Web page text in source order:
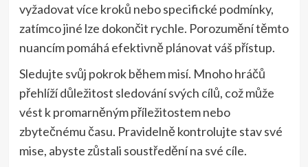
vyžadovat více kroků nebo specifické podmínky,
zatímco jiné lze dokončit rychle. Porozumění těmto
nuancím pomáhá efektivně plánovat váš přístup.
Sledujte svůj pokrok během misí. Mnoho hráčů
přehlíží důležitost sledování svých cílů, což může
vést k promarněným příležitostem nebo
zbytečnému času. Pravidelně kontrolujte stav své
mise, abyste zůstali soustředění na své cíle.